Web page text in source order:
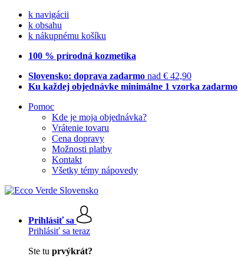
k navigácii
k obsahu
k nákupnému košíku
100 % prírodná kozmetika
Slovensko: doprava zadarmo nad € 42,90
Ku každej objednávke minimálne 1 vzorka zadarmo
Pomoc
Kde je moja objednávka?
Vrátenie tovaru
Cena dopravy
Možnosti platby
Kontakt
Všetky témy nápovedy
Prihlásiť sa
Prihlásiť sa teraz
Ste tu prvýkrát?